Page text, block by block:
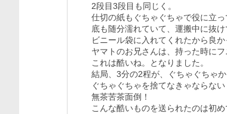
2段目3段目も同じく。
仕切の紙もぐちゃぐちゃで役に立っ
底も随分濡れていて、運搬中に抜
ビニール袋に入れてくれたから良か
ヤマトのお兄さんは、持った時に
これは酷いね。となりました。
結局、3分の2程が、ぐちゃぐちゃ
ぐちゃぐちゃを捨てなきゃならない
無茶苦茶面倒！
こんな酷いものを送られたのは初め